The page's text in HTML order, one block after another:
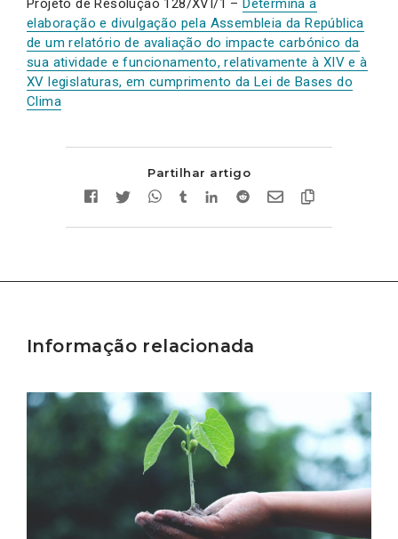
Projeto de Resolução 128/XVI/1 – Determina a
elaboração e divulgação pela Assembleia da República
de um relatório de avaliação do impacte carbónico da
sua atividade e funcionamento, relativamente à XIV e à
XV legislaturas, em cumprimento da Lei de Bases do
Clima
Partilhar artigo
Informação relacionada